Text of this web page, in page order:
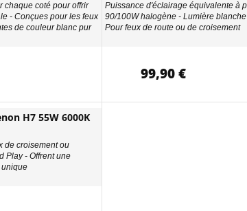
chaque coté pour offrir
- Conçues pour les feux
de couleur blanc pur
Puissance d'éclairage équivalente à
90/100W halogène - Lumière
Pour feux de route ou de croisement
99,90 €
H7 55W 6000K
de croisement ou
Play - Offrent une